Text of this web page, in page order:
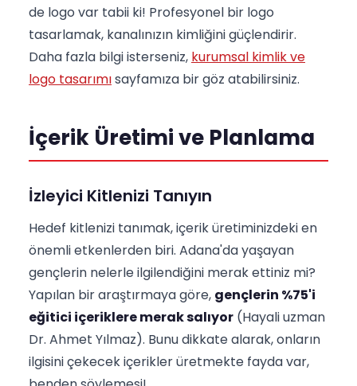
de logo var tabii ki! Profesyonel bir logo
tasarlamak, kanalınızın kimliğini güçlendirir.
Daha fazla bilgi isterseniz, kurumsal kimlik ve
logo tasarımısayfamıza bir göz atabilirsiniz.
İçerik Üretimi ve Planlama
İzleyici Kitlenizi Tanıyın
Hedef kitlenizi tanımak, içerik üretiminizdeki en
önemli etkenlerden biri. Adana'da yaşayan
gençlerin nelerle ilgilendiğini merak ettiniz mi?
Yapılan bir araştırmaya göre, gençlerin %75'i
eğitici içeriklere merak salıyor (Hayali uzman
Dr. Ahmet Yılmaz). Bunu dikkate alarak, onların
ilgisini çekecek içerikler üretmekte fayda var,